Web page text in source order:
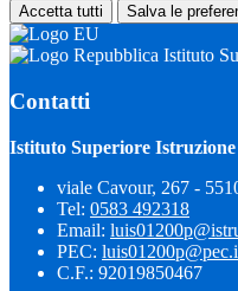
Accetta tutti Salva le
Istituto
Contatti
Istituto Superiore
viale Cavour, 267 -
Tel: 0583 492318
Email:
PEC:
C.F.: 92019850467